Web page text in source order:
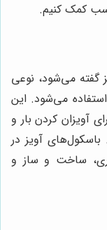
کمک کنیم.
گفته می‌شود، نوعی
می‌شود. این
آویزان کردن بار و
آویز در
ساخت و ساز و